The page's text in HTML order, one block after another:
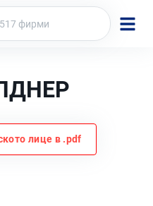
лице в .pdf